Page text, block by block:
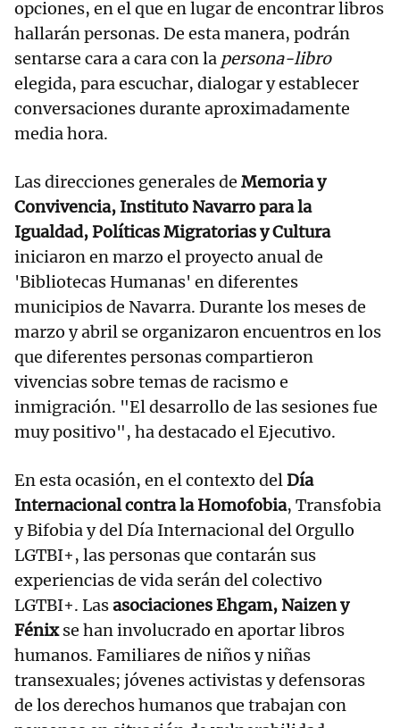
opciones, en el que en lugar de encontrar libros
hallarán personas. De esta manera, podrán
sentarse cara a cara con la persona-libro
elegida, para escuchar, dialogar y establecer
conversaciones durante aproximadamente
media hora.
Las direcciones generales de Memoria y
Convivencia, Instituto Navarro para la
Igualdad, Políticas Migratorias y Cultura
iniciaron en marzo el proyecto anual de
'Bibliotecas Humanas' en diferentes
municipios de Navarra. Durante los meses de
marzo y abril se organizaron encuentros en los
que diferentes personas compartieron
vivencias sobre temas de racismo e
inmigración. "El desarrollo de las sesiones fue
muy positivo", ha destacado el Ejecutivo.
En esta ocasión, en el contexto delDía
Internacional contra la Homofobia, Transfobia
y Bifobia y del Día Internacional del Orgullo
LGTBI+, las personas que contarán sus
experiencias de vida serán del colectivo
LGTBI+. Lasasociaciones Ehgam, Naizen y
Fénixse han involucrado en aportar libros
humanos. Familiares de niños y niñas
transexuales; jóvenes activistas y defensoras
de los derechos humanos que trabajan con